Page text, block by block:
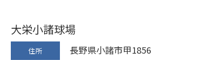
大栄小諸球場
住所 長野県小諸市甲1856